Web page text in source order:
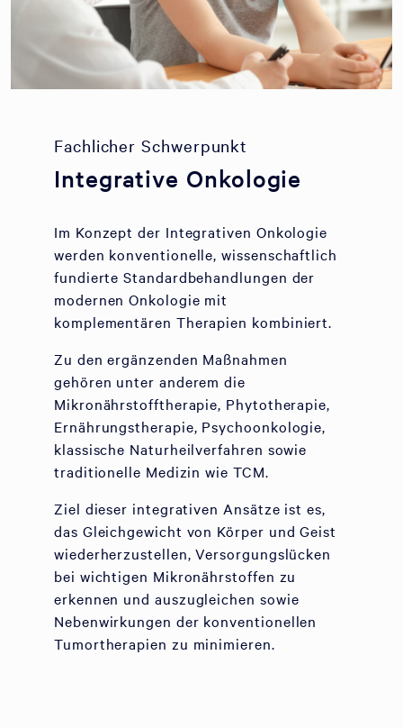
Fachlicher Schwerpunkt
Integrative Onkologie
Im Konzept der Integrativen Onkologie
werden konventionelle, wissenschaftlich
fundierte Standardbehandlungen der
modernen Onkologie mit
komplementären Therapien kombiniert.
Zu den ergänzenden Maßnahmen
gehören unter anderem die
Mikronährstofftherapie, Phytotherapie,
Ernährungstherapie, Psychoonkologie,
klassische Naturheilverfahren sowie
traditionelle Medizin wie TCM.
Ziel dieser integrativen Ansätze ist es,
das Gleichgewicht von Körper und Geist
wiederherzustellen, Versorgungslücken
bei wichtigen Mikronährstoffen zu
erkennen und auszugleichen sowie
Nebenwirkungen der konventionellen
Tumortherapien zu minimieren.